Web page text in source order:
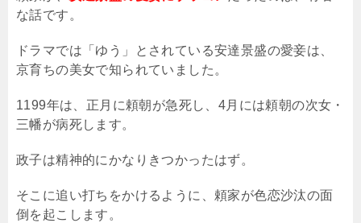
な話です。
ドラマでは「ゆう」とされている安達景盛の愛妾は、
京育ちの美女で知られていました。
1199年は、正月に頼朝が急死し、4月には頼朝の次女・
三幡が病死します。
政子は精神的にかなりきつかったはず。
そこに追い打ちをかけるように、頼家が色恋沙汰の面
倒を起こします。